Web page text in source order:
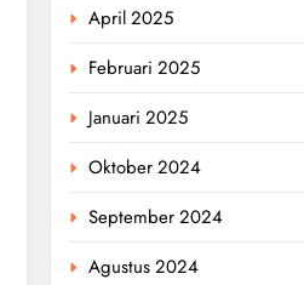
April 2025
Februari 2025
Januari 2025
Oktober 2024
September 2024
Agustus 2024